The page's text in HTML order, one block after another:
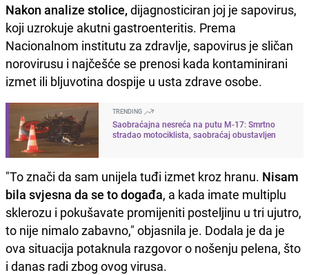
Nakon analize stolice, dijagnosticiran joj je sapovirus,
koji uzrokuje akutni gastroenteritis. Prema
Nacionalnom institutu za zdravlje, sapovirus je sličan
norovirusu i najčešće se prenosi kada kontaminirani
izmet ili bljuvotina dospije u usta zdrave osobe.
TRENDING
Saobraćajna nesreća na putu M-17: Smrtno
stradao motociklista, saobraćaj obustavljen
"To znači da sam unijela tuđi izmet kroz hranu. Nisam
bila svjesna da se to događa, a kada imate multiplu
sklerozu i pokušavate promijeniti posteljinu u tri ujutro,
to nije nimalo zabavno," objasnila je. Dodala je da je
ova situacija potaknula razgovor o nošenju pelena, što
i danas radi zbog ovog virusa.